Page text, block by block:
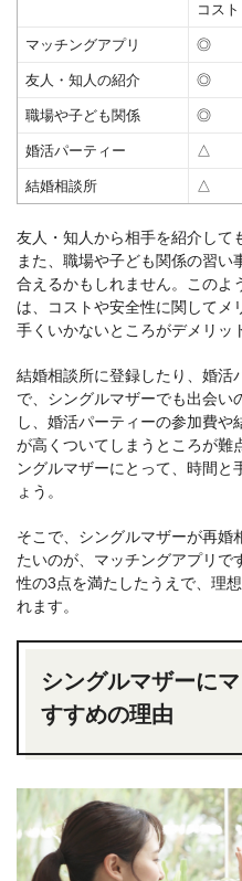
コスト
マッチングアプリ ◎
友人・知人の紹介 ◎
職場や子ども関係 ◎
婚活パーティー △
結婚相談所 △
友人・知人から相手を紹介して
また、職場や子ども関係の習い
合えるかもしれません。 このよ
は、コストや安全性に関してメ
手くいかないところがデメリッ
結婚相談所に登録したり、婚活
で、シングルマザーでも出会い
し、婚活パーティーの参加費や
が高くついてしまうところが難
ングルマザーにとって、時間と
ょう。
そこで、シングルマザーが再婚
たいのが、マッチングアプリで
性の3点を満たしたうえで、理
れます。
シングルマザーに
すすめの理由